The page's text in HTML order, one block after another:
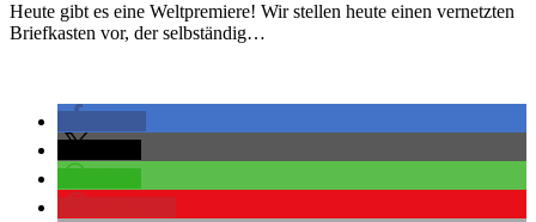
Heute gibt es eine Weltpremiere! Wir stellen heute einen vernetzten
Briefkasten vor, der selbständig…